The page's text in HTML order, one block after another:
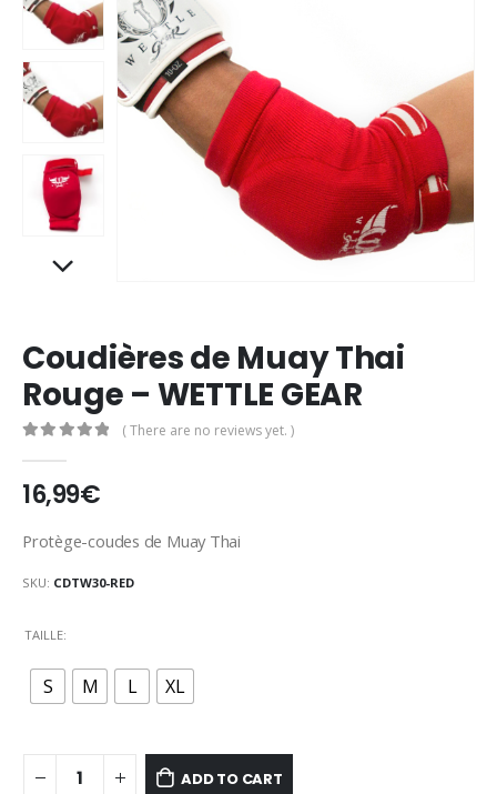
Coudières de Muay Thai
Rouge – WETTLE GEAR
( There are no reviews yet. )
16,99€
Protège-coudes de Muay Thai
SKU: CDTW30-RED
TAILLE
S M L XL
ADD TO CART